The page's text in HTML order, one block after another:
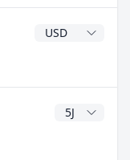
CAGR Jahre